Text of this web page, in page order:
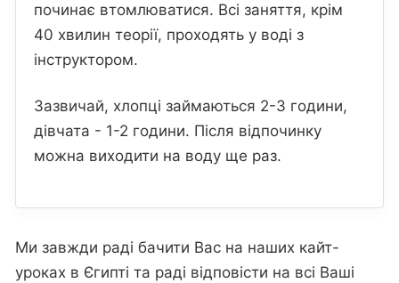
починає втомлюватися. Всі заняття, крім
40 хвилин теорії, проходять у воді з
інструктором.
Зазвичай, хлопці займаються 2-3 години,
дівчата - 1-2 години. Після відпочинку
можна виходити на воду ще раз.
Ми завжди раді бачити Вас на наших кайт-
уроках в Єгипті та раді відповісти на всі Ваші